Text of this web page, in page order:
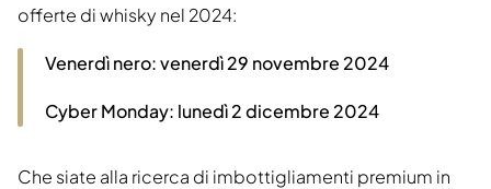
offerte di whisky nel 2024:
Venerdì nero: venerdì 29 novembre 2024
Cyber Monday: lunedì 2 dicembre 2024
Che siate alla ricerca di imbottigliamenti premium in